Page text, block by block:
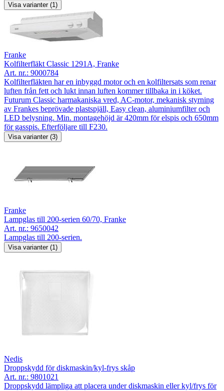
Visa varianter (1)
Franke
Kolfilterfläkt Classic 1291A, Franke
Art. nr.: 9000784
Kolfilterfläkten har en inbyggd motor och en kolfiltersats som renar
luften från fett och lukt innan luften kommer tillbaka in i köket.
Futurum Classic harmakaniska vred, AC-motor, mekanisk styrning
av Frankes beprövade plastspjäll, Easy clean, aluminiumfilter och
LED belysning. Min. montagehöjd är 420mm för elspis och 650mm
för gasspis. Efterföljare till F230.
Visa varianter (3)
Franke
Lampglas till 200-serien 60/70, Franke
Art. nr.: 9650042
Lampglas till 200-serien.
Visa varianter (1)
Nedis
Droppskydd för diskmaskin/kyl-frys skåp
Art. nr.: 9801021
Droppskydd lämpliga att placera under diskmaskin eller kyl/frys för